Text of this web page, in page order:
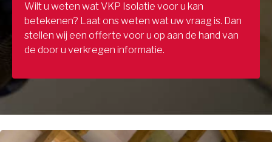
Wilt u weten wat VKP Isolatie voor u kan
betekenen? Laat ons weten wat uw vraag is. Dan
stellen wij een offerte voor u op aan de hand van
de door u verkregen informatie.